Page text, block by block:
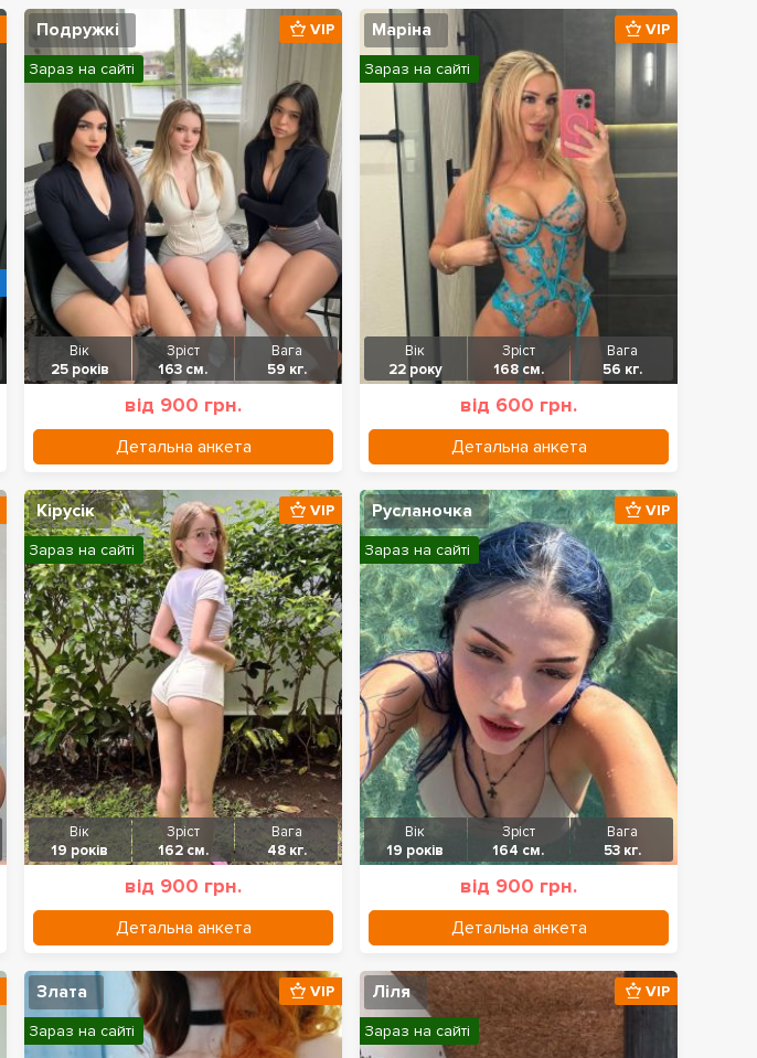
Подружкі
Вік
25 років
Зріст
163 см.
Вага
59 кг.
від 900 грн.
Детальна анкета
VIP
Зараз на сайті
Маріна
Вік
22 року
Зріст
168 см.
Вага
56 кг.
від 600 грн.
Детальна анкета
VIP
Зараз на сайті
Кірусік
Вік
19 років
Зріст
162 см.
Вага
48 кг.
від 900 грн.
Детальна анкета
VIP
Зараз на сайті
Русланочка
Вік
19 років
Зріст
164 см.
Вага
53 кг.
від 900 грн.
Детальна анкета
VIP
Зараз на сайті
Злата VIP
Зараз на сайті
Ліля VIP
Зараз на сайті